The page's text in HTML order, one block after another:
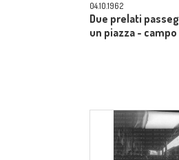
04.10.1962
Due prelati
un piazza -